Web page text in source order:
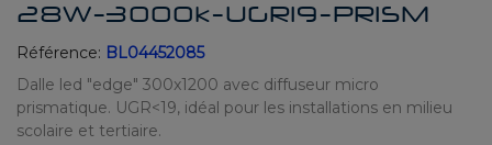
28W-3000k-UGR19-PRISM
Référence: BL04452085
Dalle led "edge" 300x1200 avec diffuseur micro
prismatique. UGR<19, idéal pour les installations en milieu
scolaire et tertiaire.